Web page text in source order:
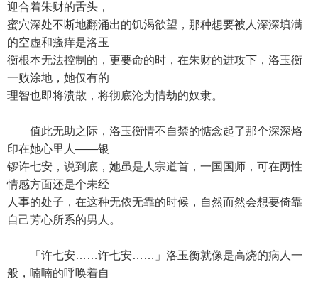
迎合着朱财的舌头，
蜜穴深处不断地翻涌出的饥渴欲望，那种想要被人深深填满
的空虚和瘙痒是洛玉
衡根本无法控制的，更要命的时，在朱财的进攻下，洛玉衡
一败涂地，她仅有的
理智也即将溃散，将彻底沦为情劫的奴隶。
值此无助之际，洛玉衡情不自禁的惦念起了那个深深烙
印在她心里人——银
锣许七安，说到底，她虽是人宗道首，一国国师，可在两性
情感方面还是个未经
人事的处子，在这种无依无靠的时候，自然而然会想要倚靠
自己芳心所系的男人。
「许七安……许七安……」洛玉衡就像是高烧的病人一
般，喃喃的呼唤着自